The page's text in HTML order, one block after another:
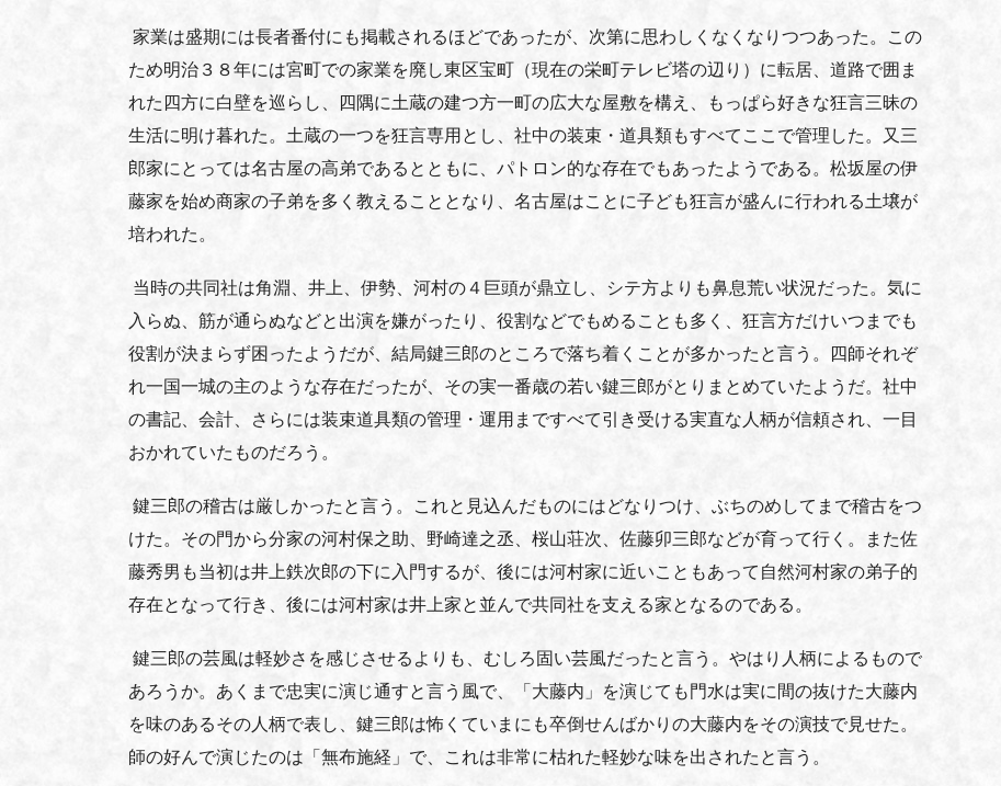
家業は盛期には長者番付にも掲載されるほどであったが、次第に思わしくなくなりつつあった。この
ため明治３８年には宮町での家業を廃し東区宝町（現在の栄町テレビ塔の辺り）に転居、道路で囲ま
れた四方に白壁を巡らし、四隅に土蔵の建つ方一町の広大な屋敷を構え、もっぱら好きな狂言三昧の
生活に明け暮れた。土蔵の一つを狂言専用とし、社中の装束・道具類もすべてここで管理した。又三
郎家にとっては名古屋の高弟であるとともに、パトロン的な存在でもあったようである。松坂屋の伊
藤家を始め商家の子弟を多く教えることとなり、名古屋はことに子ども狂言が盛んに行われる土壌が
培われた。
当時の共同社は角淵、井上、伊勢、河村の４巨頭が鼎立し、シテ方よりも鼻息荒い状況だった。気に
入らぬ、筋が通らぬなどと出演を嫌がったり、役割などでもめることも多く、狂言方だけいつまでも
役割が決まらず困ったようだが、結局鍵三郎のところで落ち着くことが多かったと言う。四師それぞ
れ一国一城の主のような存在だったが、その実一番歳の若い鍵三郎がとりまとめていたようだ。社中
の書記、会計、さらには装束道具類の管理・運用まですべて引き受ける実直な人柄が信頼され、一目
おかれていたものだろう。
鍵三郎の稽古は厳しかったと言う。これと見込んだものにはどなりつけ、ぶちのめしてまで稽古をつ
けた。その門から分家の河村保之助、野崎達之丞、桜山荘次、佐藤卯三郎などが育って行く。また佐
藤秀男も当初は井上鉄次郎の下に入門するが、後には河村家に近いこともあって自然河村家の弟子的
存在となって行き、後には河村家は井上家と並んで共同社を支える家となるのである。
鍵三郎の芸風は軽妙さを感じさせるよりも、むしろ固い芸風だったと言う。やはり人柄によるもので
あろうか。あくまで忠実に演じ通すと言う風で、「大藤内」を演じても門水は実に間の抜けた大藤内
を味のあるその人柄で表し、鍵三郎は怖くていまにも卒倒せんばかりの大藤内をその演技で見せた。
師の好んで演じたのは「無布施経」で、これは非常に枯れた軽妙な味を出されたと言う。